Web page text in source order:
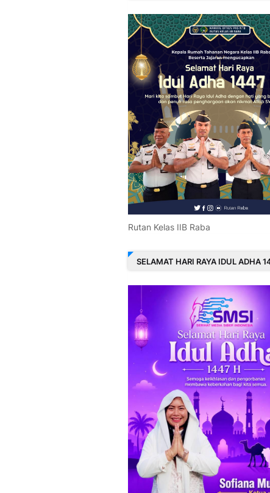
Rutan Kelas IIB Raba
SELAMAT HARI RAYA IDUL ADHA